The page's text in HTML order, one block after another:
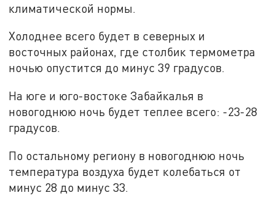
климатической нормы.
Холоднее всего будет в северных и
восточных районах, где столбик термометра
ночью опустится до минус 39 градусов.
На юге и юго-востоке Забайкалья в
новогоднюю ночь будет теплее всего: -23-28
градусов.
По остальному региону в новогоднюю ночь
температура воздуха будет колебаться от
минус 28 до минус 33.